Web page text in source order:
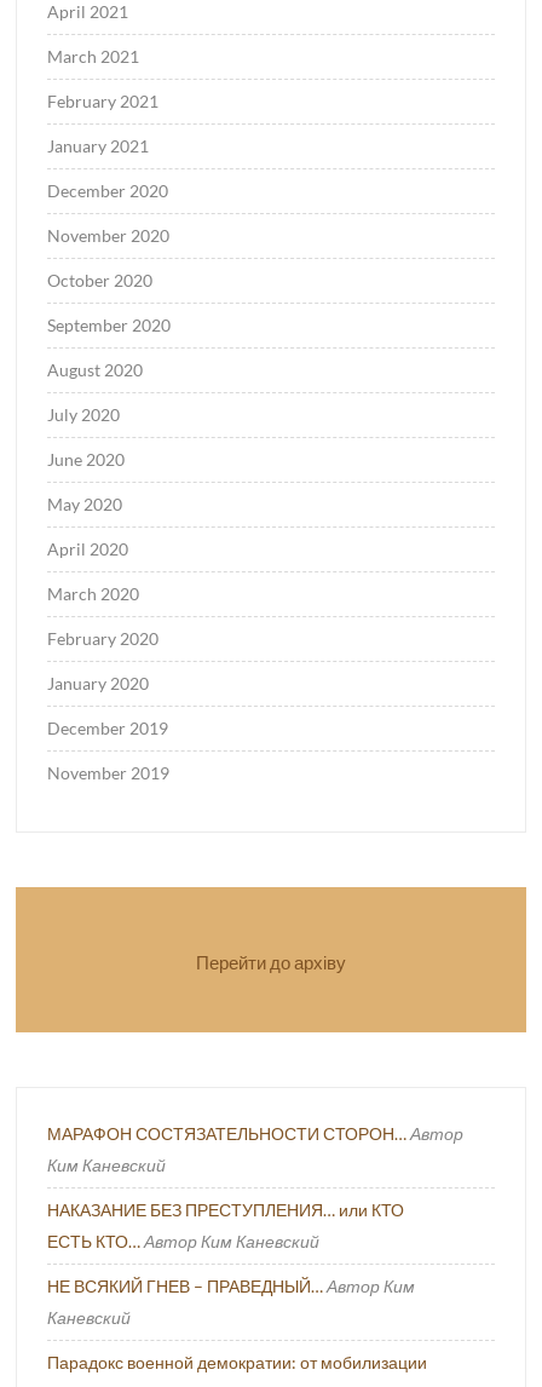
April 2021
March 2021
February 2021
January 2021
December 2020
November 2020
October 2020
September 2020
August 2020
July 2020
June 2020
May 2020
April 2020
March 2020
February 2020
January 2020
December 2019
November 2019
Перейти до архіву
МАРАФОН СОСТЯЗАТЕЛЬНОСТИ СТОРОН… Автор
Ким Каневский
НАКАЗАНИЕ БЕЗ ПРЕСТУПЛЕНИЯ… или КТО
ЕСТЬ КТО… Автор Ким Каневский
НЕ ВСЯКИЙ ГНЕВ – ПРАВЕДНЫЙ… Автор Ким
Каневский
Парадокс военной демократии: от мобилизации